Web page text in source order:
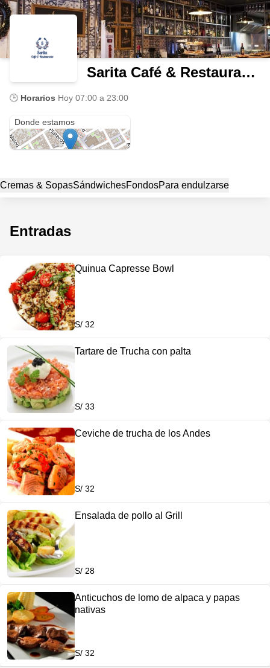
Sarita Café & Restaurante
🕒 Horarios Hoy 07:00 a 23:00
Donde estamos
Cremas & SopasSándwichesFondosPara endulzarse
Entradas
Quinua Capresse Bowl
S/ 32
Tartare de Trucha con palta
S/ 33
Ceviche de trucha de los Andes
S/ 32
Ensalada de pollo al Grill
S/ 28
Anticuchos de lomo de alpaca y papas
nativas
S/ 32